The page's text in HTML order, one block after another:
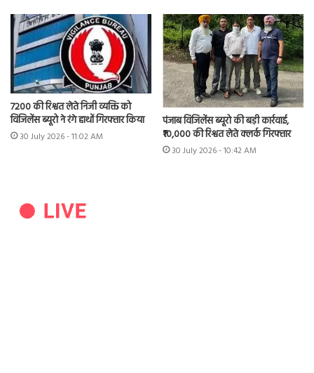
7200 की रिश्वत लेते निजी व्यक्ति को
विजिलेंस ब्यूरो ने रंगे हाथों गिरफ्तार किया
30 July 2026 - 11:02 AM
पंजाब विजिलेंस ब्यूरो की बड़ी कार्रवाई,
₹10,000 की रिश्वत लेते क्लर्क गिरफ्तार
30 July 2026 - 10:42 AM